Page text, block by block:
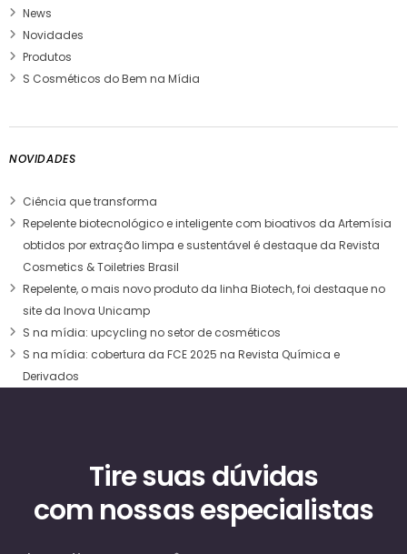
News
Novidades
Produtos
S Cosméticos do Bem na Mídia
NOVIDADES
Ciência que transforma
Repelente biotecnológico e inteligente com bioativos da Artemísia
obtidos por extração limpa e sustentável é destaque da Revista
Cosmetics & Toiletries Brasil
Repelente, o mais novo produto da linha Biotech, foi destaque no
site da Inova Unicamp
S na mídia: upcycling no setor de cosméticos
S na mídia: cobertura da FCE 2025 na Revista Química e
Derivados
Tire suas dúvidas
com nossas especialistas